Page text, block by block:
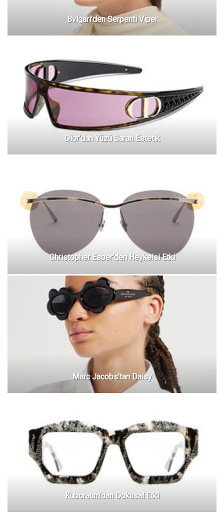
Bvlgari’den Serpenti Viper
Dior’dan Yüzü Saran Estetik
Christopher Esber’den Heykelsi Etki
Marc Jacobs’tan Daisy
Kuboraum’dan Dokusal Etki